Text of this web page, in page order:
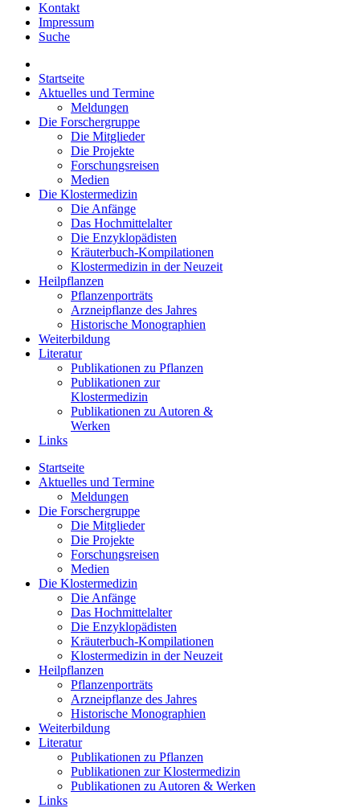
Kontakt
Impressum
Suche
Startseite
Aktuelles und Termine
Meldungen
Die Forschergruppe
Die Mitglieder
Die Projekte
Forschungsreisen
Medien
Die Klostermedizin
Die Anfänge
Das Hochmittelalter
Die Enzyklopädisten
Kräuterbuch-Kompilationen
Klostermedizin in der Neuzeit
Heilpflanzen
Pflanzenporträts
Arzneipflanze des Jahres
Historische Monographien
Weiterbildung
Literatur
Publikationen zu Pflanzen
Publikationen zur
Klostermedizin
Publikationen zu Autoren &
Werken
Links
Startseite
Aktuelles und Termine
Meldungen
Die Forschergruppe
Die Mitglieder
Die Projekte
Forschungsreisen
Medien
Die Klostermedizin
Die Anfänge
Das Hochmittelalter
Die Enzyklopädisten
Kräuterbuch-Kompilationen
Klostermedizin in der Neuzeit
Heilpflanzen
Pflanzenporträts
Arzneipflanze des Jahres
Historische Monographien
Weiterbildung
Literatur
Publikationen zu Pflanzen
Publikationen zur Klostermedizin
Publikationen zu Autoren & Werken
Links